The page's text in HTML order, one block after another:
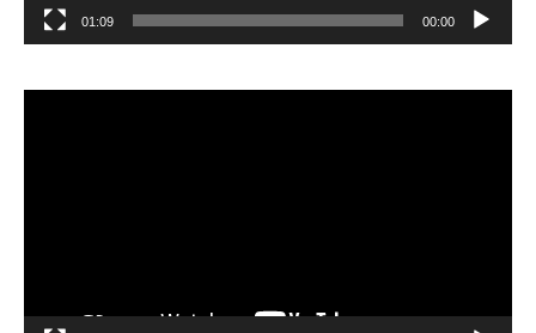
00:00
01:09